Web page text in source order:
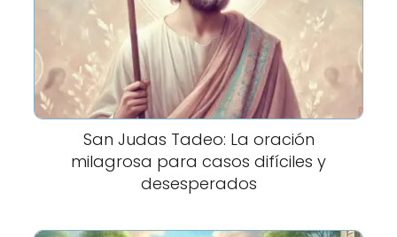
San Judas Tadeo: La oración
milagrosa para casos difíciles y
desesperados